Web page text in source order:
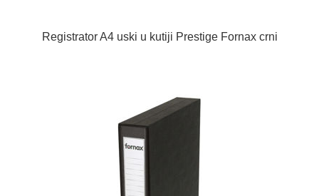
Registrator A4 uski u kutiji Prestige Fornax crni